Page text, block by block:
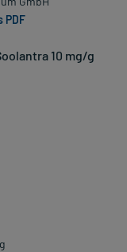
PDF
10 mg/g